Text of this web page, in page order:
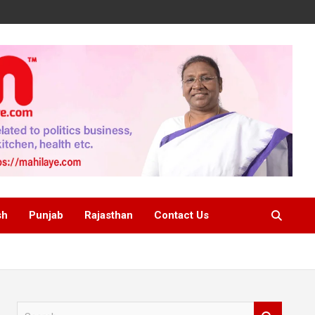
Punjab Rajasthan Contact Us